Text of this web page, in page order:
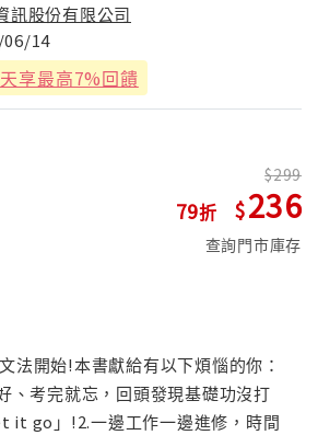
訊股份有限公司
06/14
天享最高7%回饋
79
299
236
查詢門市庫存
法開始!本書獻給有以下煩惱的你：
、考完就忘，回頭發現基礎功沒打
it go」!2.一邊工作一邊進修，時間